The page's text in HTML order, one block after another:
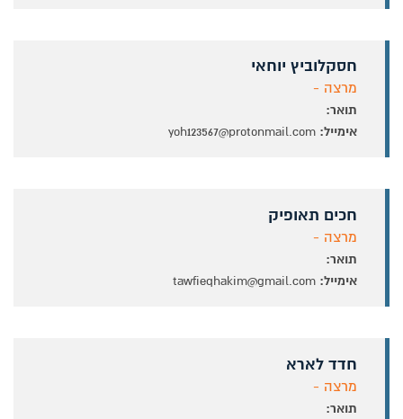
חסקלוביץ יוחאי
מרצה -
תואר:
אימייל:yoh123567@protonmail.com
חכים תאופיק
מרצה -
תואר:
אימייל:tawfieqhakim@gmail.com
חדד לארא
מרצה -
תואר: